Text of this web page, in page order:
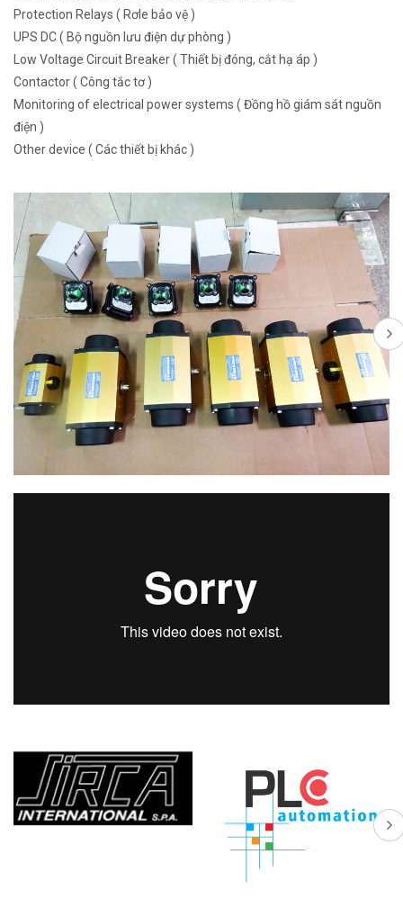
Protection Relays ( Rơle bảo vệ )
UPS DC ( Bộ nguồn lưu điện dự phòng )
Low Voltage Circuit Breaker ( Thiết bị đóng, cắt hạ áp )
Contactor ( Công tắc tơ )
Monitoring of electrical power systems ( Đồng hồ giám sát nguồn
điện )
Other device ( Các thiết bị khác )